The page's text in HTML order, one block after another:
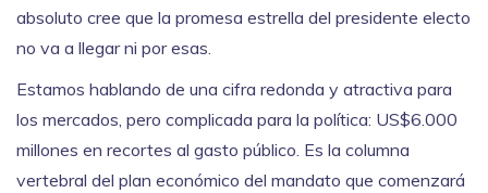
absoluto cree que la promesa estrella del presidente electo
no va a llegar ni por esas.
Estamos hablando de una cifra redonda y atractiva para
los mercados, pero complicada para la política: US$6.000
millones en recortes al gasto público. Es la columna
vertebral del plan económico del mandato que comenzará